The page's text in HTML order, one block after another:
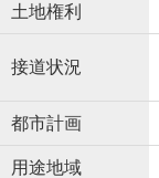
土地権利
接道状況
都市計画
用途地域